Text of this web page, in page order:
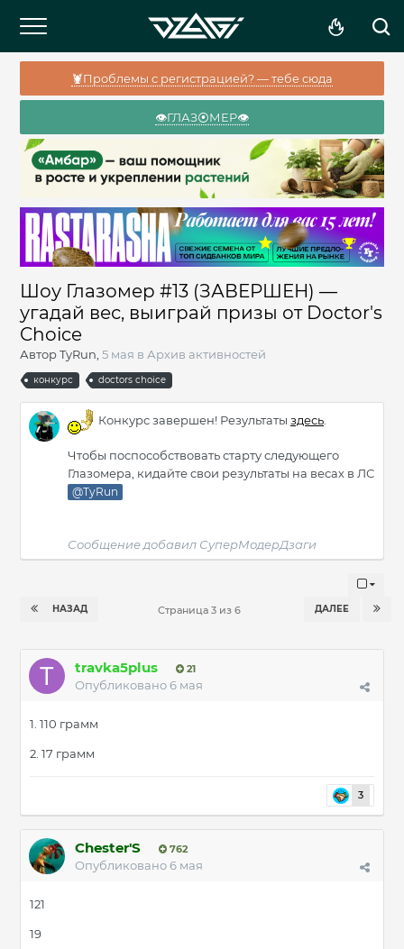
🦞Проблемы с регистрацией? — тебе сюда
👁️ГЛАЗ⦿МЕР👁️
Шоу Глазомер #13 (ЗАВЕРШЕН) —
угадай вес, выиграй призы от Doctor's
Choice
АвторTyRun, 5 мая в Архив активностей
конкурс doctors choice
Конкурс завершен! Результаты здесь.
Чтобы поспособствовать старту следующего
Глазомера, кидайте свои результаты на весах в ЛС
@TyRun
Сообщение добавил СуперМодерДзаги
НАЗАД ДАЛЕЕ
Страница 3 из 6
travka5plus 21
Опубликовано6 мая
1. 110 грамм
2. 17 грамм
3
Chester'S 762
Опубликовано6 мая
121
19